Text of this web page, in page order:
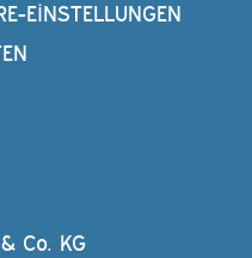
EINSTELLUNGEN
Co. KG